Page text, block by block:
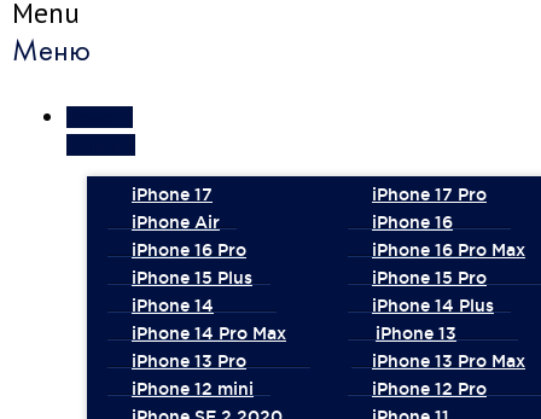
Menu
Меню
iPhone 17
iPhone 17 Pro
iPhone Air
iPhone 16
iPhone 16 Pro
iPhone 16 Pro Max
iPhone 15 Plus
iPhone 15 Pro
iPhone 14
iPhone 14 Plus
iPhone 14 Pro Max
iPhone 13
iPhone 13 Pro
iPhone 13 Pro Max
iPhone 12 mini
iPhone 12 Pro